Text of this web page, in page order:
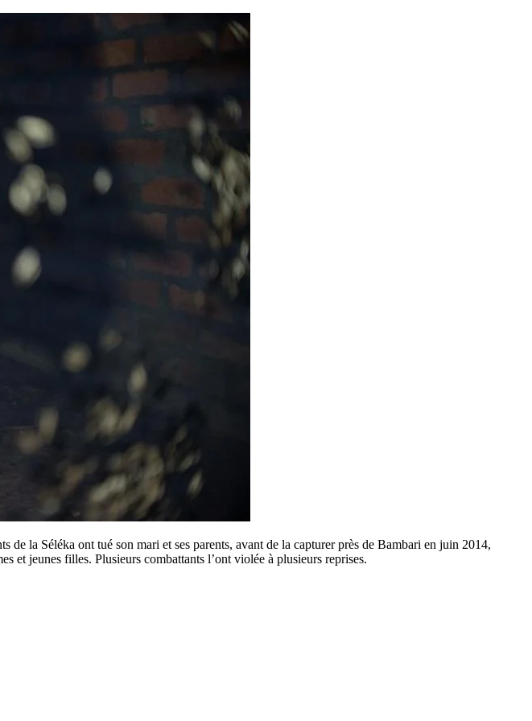
la Séléka ont tué son mari et ses parents, avant de la capturer près de Bambari en juin 2014,
et jeunes filles. Plusieurs combattants l’ont violée à plusieurs reprises.